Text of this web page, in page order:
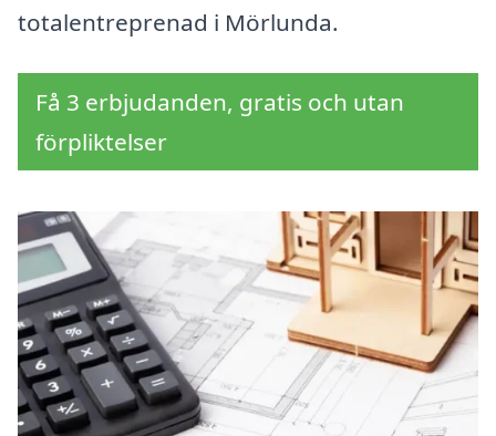
totalentreprenad i Mörlunda.
Få 3 erbjudanden, gratis och utan
förpliktelser